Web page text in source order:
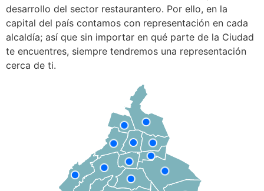
desarrollo del sector restaurantero. Por ello, en la
capital del país contamos con representación en cada
alcaldía; así que sin importar en qué parte de la Ciudad
te encuentres, siempre tendremos una representación
cerca de ti.